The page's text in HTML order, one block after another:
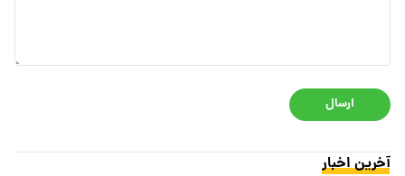
ارسال
آخرین اخبار